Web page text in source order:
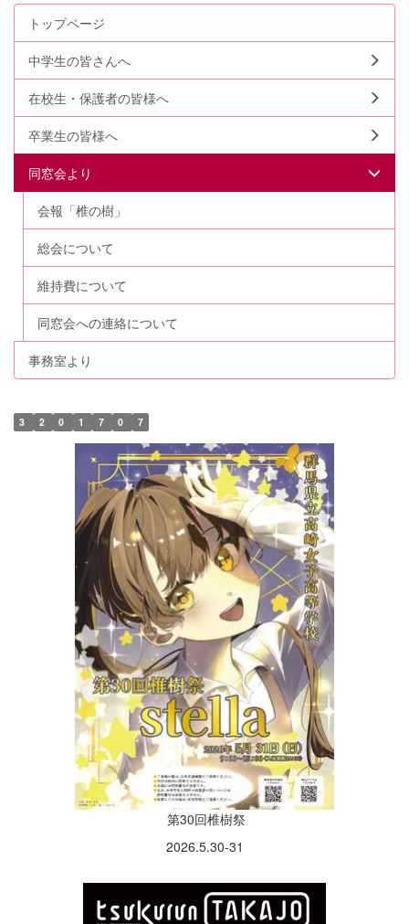
トップページ
中学生の皆さんへ
在校生・保護者の皆様へ
卒業生の皆様へ
同窓会より
会報「椎の樹」
総会について
維持費について
同窓会への連絡について
事務室より
3 2 0 1 7 0 7
第30回椎樹祭
2026.5.30-31